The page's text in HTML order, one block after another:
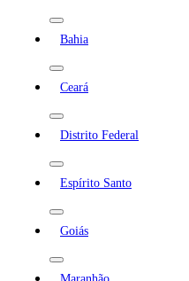
Bahia
Ceará
Distrito Federal
Espírito Santo
Goiás